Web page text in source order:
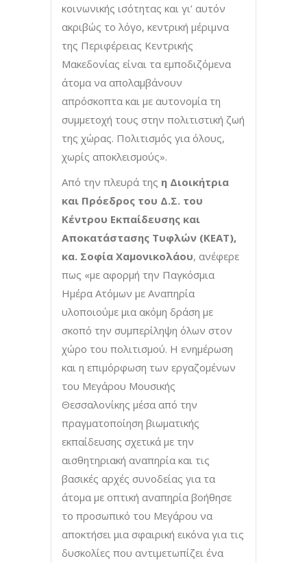
κοινωνικής ισότητας και γι’ αυτόν
ακριβώς το λόγο, κεντρική μέριμνα
της Περιφέρειας Κεντρικής
Μακεδονίας είναι τα εμποδιζόμενα
άτομα να απολαμβάνουν
απρόσκοπτα και με αυτονομία τη
συμμετοχή τους στην πολιτιστική ζωή
της χώρας. Πολιτισμός για όλους,
χωρίς αποκλεισμούς».
Από την πλευρά της η Διοικήτρια
και Πρόεδρος του Δ.Σ. του
Κέντρου Εκπαίδευσης και
Αποκατάστασης Τυφλών (ΚΕΑΤ),
κα. Σοφία Χαμονικολάου, ανέφερε
πως «με αφορμή την Παγκόσμια
Ημέρα Ατόμων με Αναπηρία
υλοποιούμε μια ακόμη δράση με
σκοπό την συμπερίληψη όλων στον
χώρο του πολιτισμού. Η ενημέρωση
και η επιμόρφωση των εργαζομένων
του Μεγάρου Μουσικής
Θεσσαλονίκης μέσα από την
πραγματοποίηση βιωματικής
εκπαίδευσης σχετικά με την
αισθητηριακή αναπηρία και τις
βασικές αρχές συνοδείας για τα
άτομα με οπτική αναπηρία βοήθησε
το προσωπικό του Μεγάρου να
αποκτήσει μια σφαιρική εικόνα για τις
δυσκολίες που αντιμετωπίζει ένα